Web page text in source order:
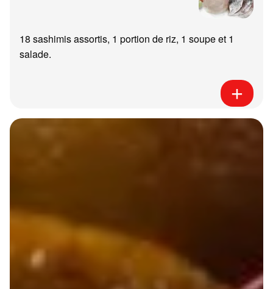
18 sashimis assortis, 1 portion de riz, 1 soupe et 1
salade.